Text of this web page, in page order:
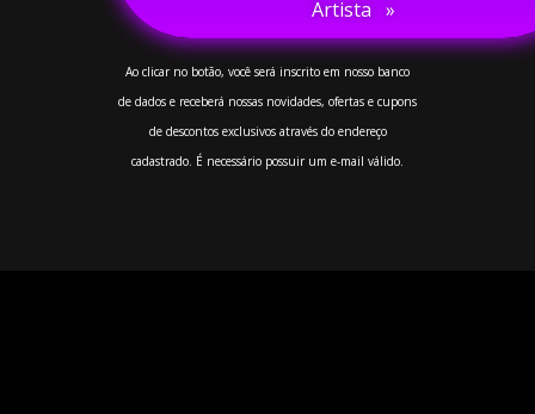
Artista⠀»
Ao clicar no botão, você será inscrito em nosso banco
de dados e receberá nossas novidades, ofertas e cupons
de descontos exclusivos através do endereço
cadastrado. É necessário possuir um e-mail válido.